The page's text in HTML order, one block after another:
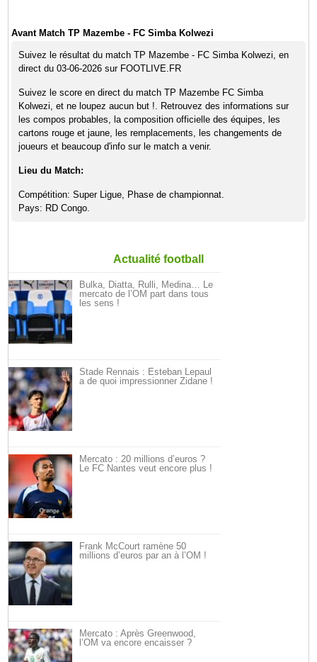
Avant Match TP Mazembe - FC Simba Kolwezi
Suivez le résultat du match TP Mazembe - FC Simba Kolwezi, en
direct du 03-06-2026 sur FOOTLIVE.FR
Suivez le score en direct du match TP Mazembe FC Simba
Kolwezi, et ne loupez aucun but !. Retrouvez des informations sur
les compos probables, la composition officielle des équipes, les
cartons rouge et jaune, les remplacements, les changements de
joueurs et beaucoup d'info sur le match a venir.
Lieu du Match:
Compétition: Super Ligue, Phase de championnat.
Pays: RD Congo.
Actualité football
Bulka, Diatta, Rulli, Medina… Le
mercato de l’OM part dans tous
les sens !
Stade Rennais : Esteban Lepaul
a de quoi impressionner Zidane !
Mercato : 20 millions d’euros ?
Le FC Nantes veut encore plus !
Frank McCourt ramène 50
millions d’euros par an à l’OM !
Mercato : Après Greenwood,
l’OM va encore encaisser ?